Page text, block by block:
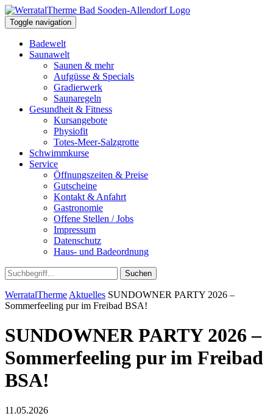
Toggle navigation
Badewelt
Saunawelt
Saunen & mehr
Aufgüsse & Specials
Gradierwerk
Saunaregeln
Gesundheit & Fitness
Kursangebote
Physiofit
Totes-Meer-Salzgrotte
Schwimmkurse
Service
Öffnungszeiten & Preise
Gutscheine
Kontakt & Anfahrt
Gastronomie
Offene Stellen / Jobs
Impressum
Datenschutz
Haus- und Badeordnung
Suchen
WerratalTherme Aktuelles SUNDOWNER PARTY 2026 –
Sommerfeeling pur im Freibad BSA!
SUNDOWNER PARTY 2026 –
Sommerfeeling pur im Freibad
BSA!
11.05.2026